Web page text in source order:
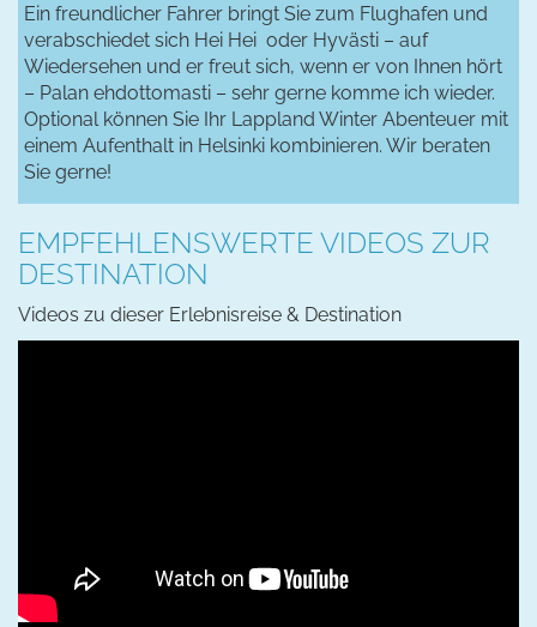
Ein freundlicher Fahrer bringt Sie zum Flughafen und
verabschiedet sich Hei Hei oder Hyvästi – auf
Wiedersehen und er freut sich, wenn er von Ihnen hört
– Palan ehdottomasti – sehr gerne komme ich wieder.
Optional können Sie Ihr Lappland Winter Abenteuer mit
einem Aufenthalt in Helsinki kombinieren. Wir beraten
Sie gerne!
EMPFEHLENSWERTE VIDEOS ZUR
DESTINATION
Videos zu dieser Erlebnisreise & Destination